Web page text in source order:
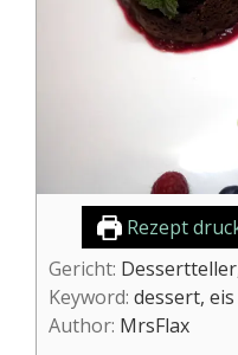
Rezept
Gericht:
Keyword: dessert, eis
Author: MrsFlax